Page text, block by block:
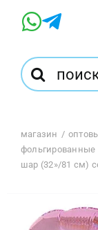
Результат
поиска:
Магазин
Оптовый
магазин
фольгированные
шар (32»/81 см)